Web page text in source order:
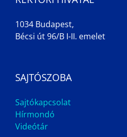
1034 Budapest,
Bécsi út 96/B I-II. emelet
SAJTÓSZOBA
Sajtókapcsolat
Hírmondó
Videótár